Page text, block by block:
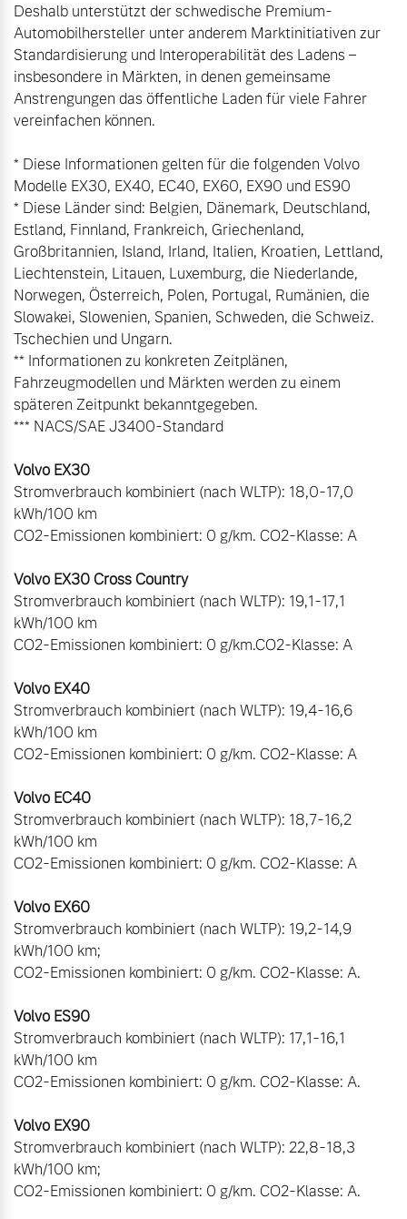
Deshalb unterstützt der schwedische Premium-
Automobilhersteller unter anderem Marktinitiativen zur
Standardisierung und Interoperabilität des Ladens –
insbesondere in Märkten, in denen gemeinsame
Anstrengungen das öffentliche Laden für viele Fahrer
vereinfachen können.
* Diese Informationen gelten für die folgenden Volvo
Modelle EX30, EX40, EC40, EX60, EX90 und ES90
* Diese Länder sind: Belgien, Dänemark, Deutschland,
Estland, Finnland, Frankreich, Griechenland,
Großbritannien, Island, Irland, Italien, Kroatien, Lettland,
Liechtenstein, Litauen, Luxemburg, die Niederlande,
Norwegen, Österreich, Polen, Portugal, Rumänien, die
Slowakei, Slowenien, Spanien, Schweden, die Schweiz.
Tschechien und Ungarn.
** Informationen zu konkreten Zeitplänen,
Fahrzeugmodellen und Märkten werden zu einem
späteren Zeitpunkt bekanntgegeben.
*** NACS/SAE J3400-Standard
Stromverbrauch kombiniert (nach WLTP): 18,0-17,0
kWh/100 km
CO2-Emissionen kombiniert: 0 g/km. CO2-Klasse: A
Stromverbrauch kombiniert (nach WLTP): 19,1-17,1
kWh/100 km
CO2-Emissionen kombiniert: 0 g/km.CO2-Klasse: A
Stromverbrauch kombiniert (nach WLTP): 19,4-16,6
kWh/100 km
CO2-Emissionen kombiniert: 0 g/km. CO2-Klasse: A
Stromverbrauch kombiniert (nach WLTP): 18,7-16,2
kWh/100 km
CO2-Emissionen kombiniert: 0 g/km. CO2-Klasse: A
Stromverbrauch kombiniert (nach WLTP): 19,2-14,9
kWh/100 km;
CO2-Emissionen kombiniert: 0 g/km. CO2-Klasse: A.
Stromverbrauch kombiniert (nach WLTP): 17,1-16,1
kWh/100 km
CO2-Emissionen kombiniert: 0 g/km. CO2-Klasse: A.
Stromverbrauch kombiniert (nach WLTP): 22,8-18,3
kWh/100 km;
CO2-Emissionen kombiniert: 0 g/km. CO2-Klasse: A.